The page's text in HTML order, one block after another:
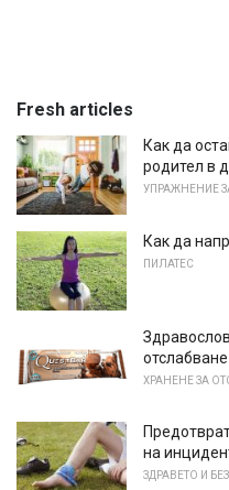
Fresh articles
Как да
родител в
УПРАЖНЕНИЕ
Как да
ПИЛАТЕС
отслабване
ХРАНЕНЕ ЗА
на
ЗДРАВЕТО И